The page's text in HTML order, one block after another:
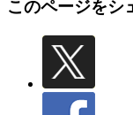
このページをシ